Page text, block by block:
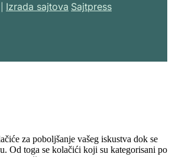
Izrada sajtova Sajtpress
za poboljšanje vašeg iskustva dok se
Od toga se kolačići koji su kategorisani po